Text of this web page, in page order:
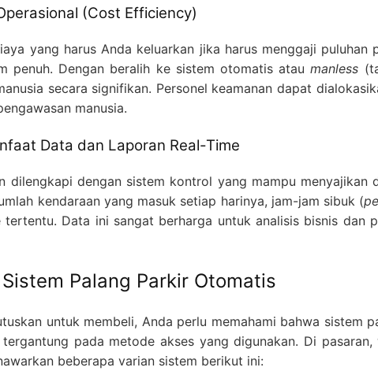
(Cost Efficiency)
yang harus Anda keluarkan jika harus menggaji
penuh. Dengan beralih ke sistem otomatis ataumanless
secara signifikan. Personel keamanan dapat
manusia.
Data dan Laporan Real-Time
dilengkapi dengan sistem kontrol yang mampu
kendaraan yang masuk setiap harinya, jam-jam sibuk (
Data ini sangat berharga untuk analisis bisnis dan
Palang Parkir Otomatis
untuk membeli, Anda perlu memahami bahwa sistem
pada metode akses yang digunakan. Di pasaran,
beberapa varian sistem berikut ini: